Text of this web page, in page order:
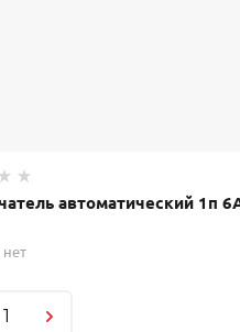
автоматический 1п
нет